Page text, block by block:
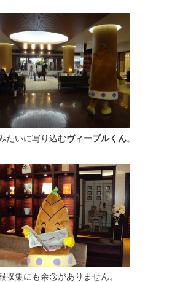
たいに写り込むヴィーブルくん。
収集にも余念がありません。